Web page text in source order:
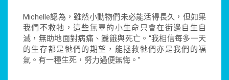
Michelle認為，雖然小動物們未必能活得長久，但如果
我們不救牠，這些無辜的小生命只會在街邊自生自
滅，無助地面對病痛、饑餓與死亡。“我相信每多一天
的生存都是牠們的期望，能拯救牠們亦是我們的福
氣。有一種生死，努力過便無悔。”